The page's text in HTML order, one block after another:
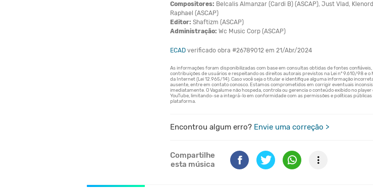
Compositores: Belcalis Almanzar (Cardi B) (ASCAP), Just Vlad, Klenord
Raphael (ASCAP)
Editor: Shaftizm (ASCAP)
Administração: Wc Music Corp (ASCAP)
ECAD verificado obra #26789012 em 21/Abr/2024
Encontrou algum erro? Envie uma correção >
Compartilhe
esta música